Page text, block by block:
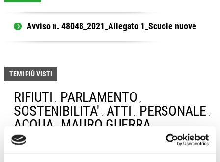
Avviso n. 48048_2021_Allegato 1_Scuole nuove
TEMI PIÙ VISTI
RIFIUTI , PARLAMENTO ,
SOSTENIBILITA' , ATTI , PERSONALE ,
ACQUA MAURO GUERRA
SEGRETARI COMUNALI
PROTOCOLLO DI INTESA